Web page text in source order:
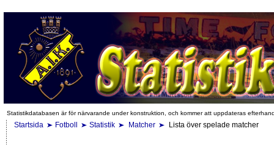
Statistikdatabasen är för närvarande under konstruktion, och kommer att uppdateras
Startsida Fotboll Statistik Matcher Lista över spelade matcher